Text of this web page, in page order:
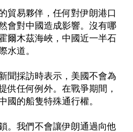
貿易夥伴，任何對伊朗港口
會對中國造成影響。沒有哪
爾木茲海峽，中國近一半石
水道。
聞採訪時表示，美國不會為
供任何例外。在戰爭期間，
國的船隻特殊通行權。
。我們不會讓伊朗通過向他